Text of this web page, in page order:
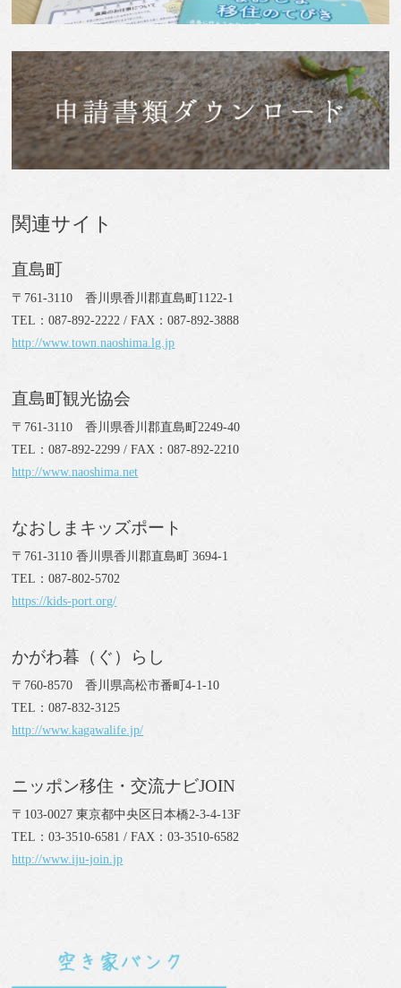
関連サイト
直島町
〒761-3110 香川県香川郡直島町1122-1
TEL：087-892-2222 / FAX：087-892-3888
http://www.town.naoshima.lg.jp
直島町観光協会
〒761-3110 香川県香川郡直島町2249-40
TEL：087-892-2299 / FAX：087-892-2210
http://www.naoshima.net
なおしまキッズポート
〒761-3110 香川県香川郡直島町 3694-1
TEL：087-802-5702
https://kids-port.org/
かがわ暮（ぐ）らし
〒760-8570 香川県高松市番町4-1-10
TEL：087-832-3125
http://www.kagawalife.jp/
ニッポン移住・交流ナビJOIN
〒103-0027 東京都中央区日本橋2-3-4-13F
TEL：03-3510-6581 / FAX：03-3510-6582
http://www.iju-join.jp